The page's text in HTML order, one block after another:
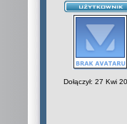
Dołączył: 27 Kwi